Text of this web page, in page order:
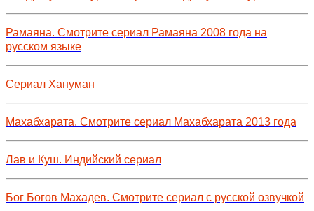
Рамаяна. Смотрите сериал Рамаяна 2008 года на
русском языке
Сериал Хануман
Махабхарата. Смотрите сериал Махабхарата 2013 года
Лав и Куш. Индийский сериал
Бог Богов Махадев. Смотрите сериал с русской озвучкой